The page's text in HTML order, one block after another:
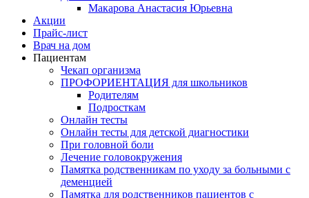
Макарова Анастасия Юрьевна
Акции
Прайс-лист
Врач на дом
Пациентам
Чекап организма
ПРОФОРИЕНТАЦИЯ для школьников
Родителям
Подросткам
Онлайн тесты
Онлайн тесты для детской диагностики
При головной боли
Лечение головокружения
Памятка родственникам по уходу за больными с
деменцией
Памятка для родственников пациентов с